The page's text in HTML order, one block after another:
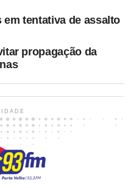
tentativa de assalto
propagação da